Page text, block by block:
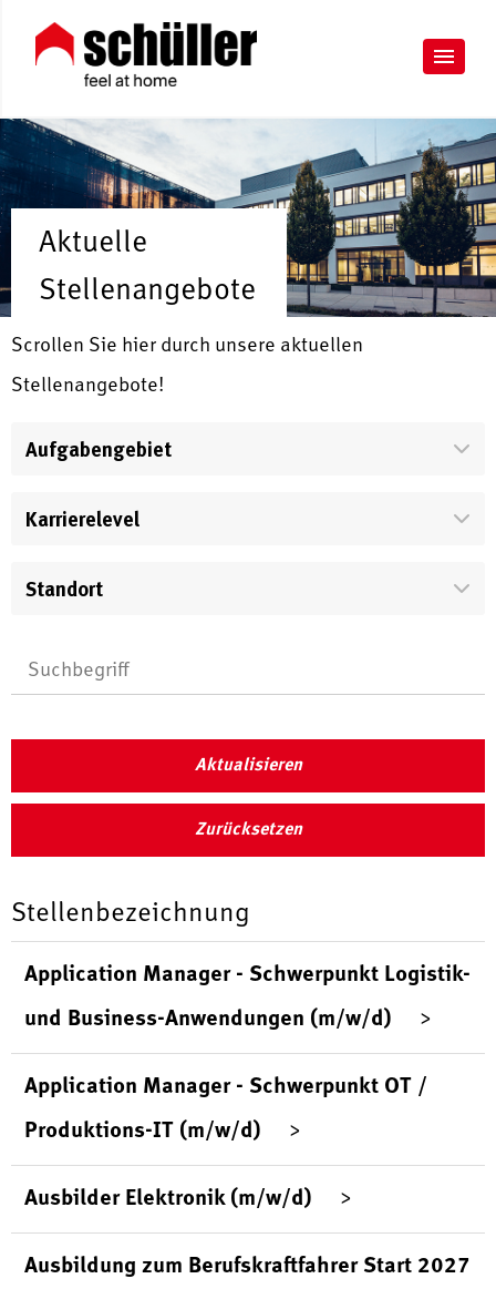
Aktuelle
Stellenangebote
Scrollen Sie hier durch unsere aktuellen
Stellenangebote!
Aufgabengebiet
Karrierelevel
Standort
Aktualisieren
Zurücksetzen
Stellenbezeichnung
Application Manager - Schwerpunkt Logistik-
und Business-Anwendungen (m/w/d)
Application Manager - Schwerpunkt OT /
Produktions-IT (m/w/d)
Ausbilder Elektronik (m/w/d)
Ausbildung zum Berufskraftfahrer Start 2027